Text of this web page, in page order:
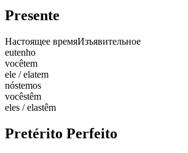
Presente
Настоящее времяИзъявительное
eutenho
vocêtem
ele / elatem
nóstemos
vocêstêm
eles / elastêm
Pretérito Perfeito